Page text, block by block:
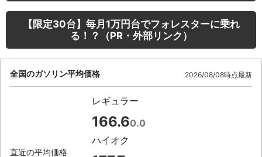
【限定30台】毎月1万円台でフォレスターに乗れ
る！？（PR・外部リンク）
全国のガソリン平均価格 2026/08/08時点最新
直近の平均価格
レギュラー
166.60.0
ハイオク